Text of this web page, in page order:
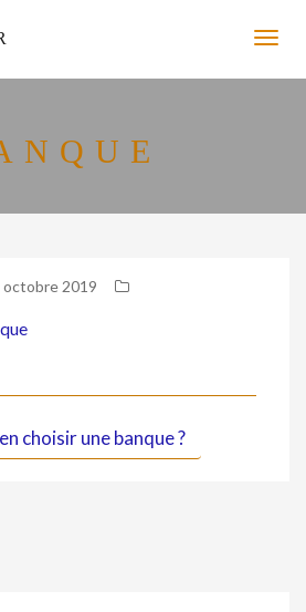
octobre 2019
choisir une banque ?